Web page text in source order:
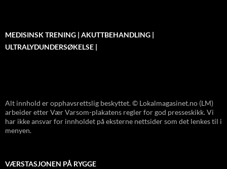
MEDISINSK TRENING | AKUTTBEHANDLING |
ULTRALYDUNDERSØKELSE |
Alt innhold er opphavsrettslig beskyttet. © Lokalmagasinet.no (LM)
arbeider etter Vær Varsom-plakatens regler for god presseskikk. Vi
har ikke ansvar for innholdet på eksterne nettsider som det lenkes til i
menyen.
VÆRSTASJONEN PÅ RYGGE